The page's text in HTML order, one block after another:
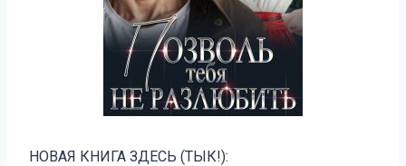
НОВАЯ КНИГА ЗДЕСЬ (ТЫК!):